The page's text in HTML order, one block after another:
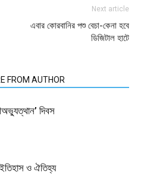
Next article
এবার কোরবানির পশু বেচা-কেনা হবে
ডিজিটাল হাটে
FROM AUTHOR
দিবস
ও ঐতিহ্য